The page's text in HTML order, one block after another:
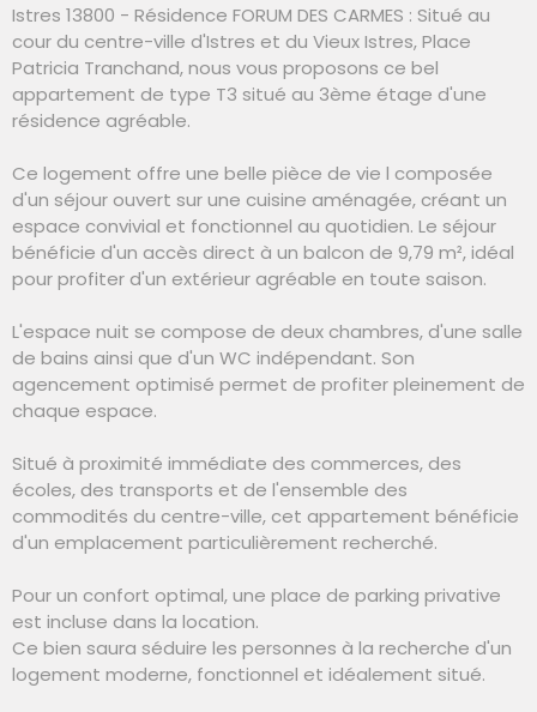
Istres 13800 - Résidence FORUM DES CARMES : Situé au
cour du centre-ville d'Istres et du Vieux Istres, Place
Patricia Tranchand, nous vous proposons ce bel
appartement de type T3 situé au 3ème étage d'une
résidence agréable.
Ce logement offre une belle pièce de vie l composée
d'un séjour ouvert sur une cuisine aménagée, créant un
espace convivial et fonctionnel au quotidien. Le séjour
bénéficie d'un accès direct à un balcon de 9,79 m², idéal
pour profiter d'un extérieur agréable en toute saison.
L'espace nuit se compose de deux chambres, d'une salle
de bains ainsi que d'un WC indépendant. Son
agencement optimisé permet de profiter pleinement de
chaque espace.
Situé à proximité immédiate des commerces, des
écoles, des transports et de l'ensemble des
commodités du centre-ville, cet appartement bénéficie
d'un emplacement particulièrement recherché.
Pour un confort optimal, une place de parking privative
est incluse dans la location.
Ce bien saura séduire les personnes à la recherche d'un
logement moderne, fonctionnel et idéalement situé.